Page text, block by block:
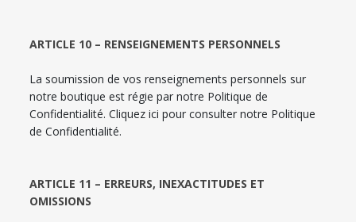
ARTICLE 10 – RENSEIGNEMENTS PERSONNELS
La soumission de vos renseignements personnels sur
notre boutique est régie par notre Politique de
Confidentialité. Cliquez ici pour consulter notre Politique
de Confidentialité.
ARTICLE 11 – ERREURS, INEXACTITUDES ET
OMISSIONS